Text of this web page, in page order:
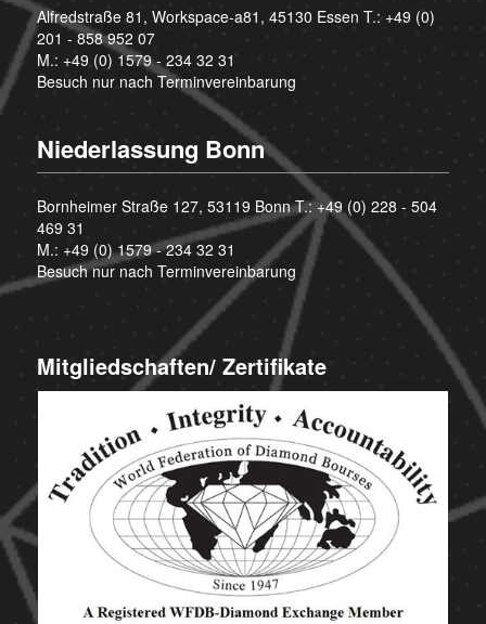
Alfredstraße 81, Workspace-a81, 45130 Essen T.: +49 (0)
201 - 858 952 07
M.: +49 (0) 1579 - 234 32 31
Besuch nur nach Terminvereinbarung
Niederlassung Bonn
Bornheimer Straße 127, 53119 Bonn T.:+49 (0) 228 - 504
469 31
M.: +49 (0) 1579 - 234 32 31
Besuch nur nach Terminvereinbarung
Mitgliedschaften/ Zertifikate